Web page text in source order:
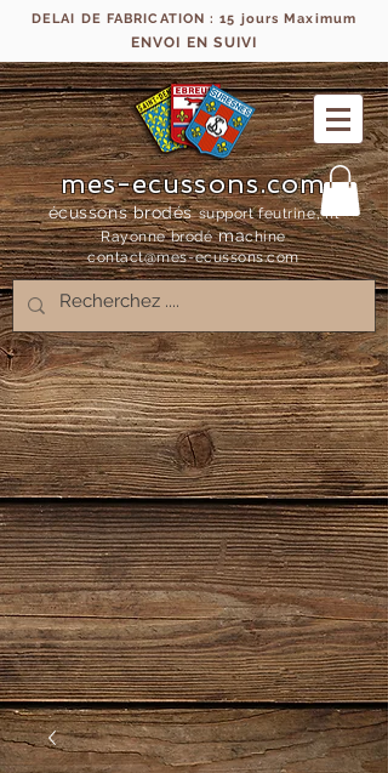
DELAI DE FABRICATION : 15 jours Maximum
ENVOI EN SUIVI
mes-ecussons.com
écussons brodés support feutrine, fil
Rayonne brodémachine
contact@mes-ecussons.com